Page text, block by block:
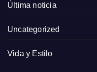
Última noticia
Uncategorized
Vida y Estilo